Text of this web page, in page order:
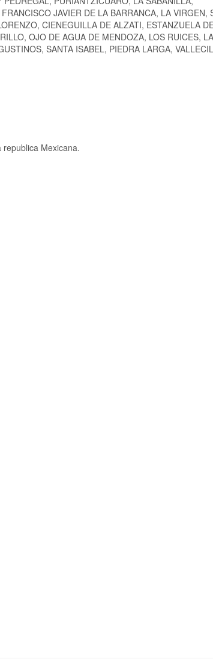
JAVIER DE LA BARRANCA, LA VIRGEN,
CIENEGUILLA DE ALZATI, ESTANZUELA
OJO DE AGUA DE MENDOZA, LOS RUICES,
SANTA ISABEL, PIEDRA LARGA,
Mexicana.